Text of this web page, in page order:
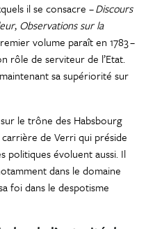
il se consacre –Discours
, Observations sur la
volume paraît en 1783 –
rôle de serviteur de l’Etat.
sa supériorité sur
le trône des Habsbourg
de Verri qui préside
politiques évoluent aussi. Il
dans le domaine
foi dans le despotisme